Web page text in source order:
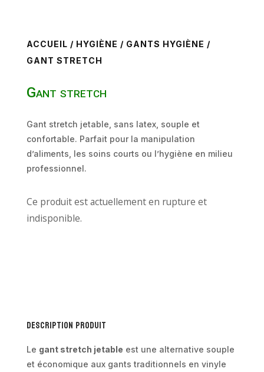
ACCUEIL / HYGIÈNE / GANTS HYGIÈNE /
GANT STRETCH
Gant stretch
Gant stretch jetable, sans latex, souple et
confortable. Parfait pour la manipulation
d’aliments, les soins courts ou l’hygiène en milieu
professionnel.
Ce produit est actuellement en rupture et
indisponible.
Description produit
Le gant stretch jetable est une alternative souple
et économique aux gants traditionnels en vinyle